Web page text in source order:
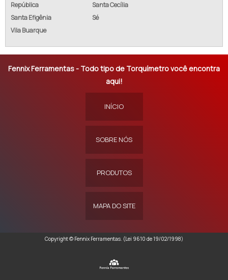
República
Santa Cecília
Santa Efigênia
Sé
Vila Buarque
Fennix Ferramentas - Todo tipo de Torquímetro você encontra
aqui!
INÍCIO
SOBRE NÓS
PRODUTOS
MAPA DO SITE
Copyright © Fennix Ferramentas. (Lei 9610 de 19/02/1998)